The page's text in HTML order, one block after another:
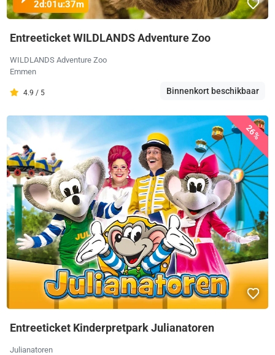
2d:01u:37m
Entreeticket WILDLANDS Adventure Zoo
WILDLANDS Adventure Zoo
Emmen
4.9 / 5 Binnenkort beschikbaar
26%
Entreeticket Kinderpretpark Julianatoren
Julianatoren